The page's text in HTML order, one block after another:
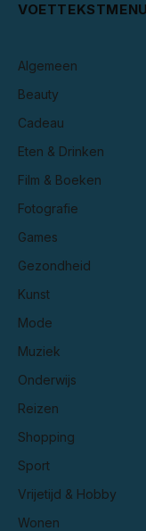
VOETTEKSTMENU
Algemeen
Beauty
Cadeau
Eten & Drinken
Film & Boeken
Fotografie
Games
Gezondheid
Kunst
Mode
Muziek
Onderwijs
Reizen
Shopping
Sport
Vrijetijd & Hobby
Wonen